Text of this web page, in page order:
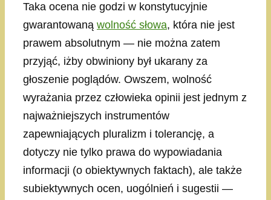
Taka ocena nie godzi w konstytucyjnie
gwarantowaną wolność słowa, która nie jest
prawem absolutnym — nie można zatem
przyjąć, iżby obwiniony był ukarany za
głoszenie poglądów. Owszem, wolność
wyrażania przez człowieka opinii jest jednym z
najważniejszych instrumentów
zapewniających pluralizm i tolerancję, a
dotyczy nie tylko prawa do wypowiadania
informacji (o obiektywnych faktach), ale także
subiektywnych ocen, uogólnień i sugestii —